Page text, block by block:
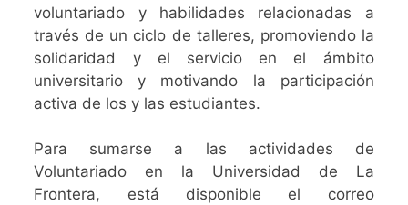
voluntariado y habilidades relacionadas a
través de un ciclo de talleres, promoviendo la
solidaridad y el servicio en el ámbito
universitario y motivando la participación
activa de los y las estudiantes.
Para sumarse a las actividades de
Voluntariado en la Universidad de La
Frontera, está disponible el correo